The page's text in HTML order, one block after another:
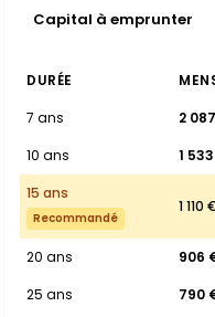
Capital à emprunter
DURÉE
7 ans
2
10 ans
1
15 ans
Recommandé
1
20 ans 906
25 ans
790